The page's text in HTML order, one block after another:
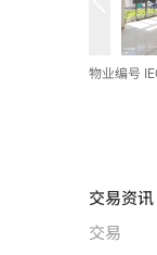
物业编号
交易资讯
交易